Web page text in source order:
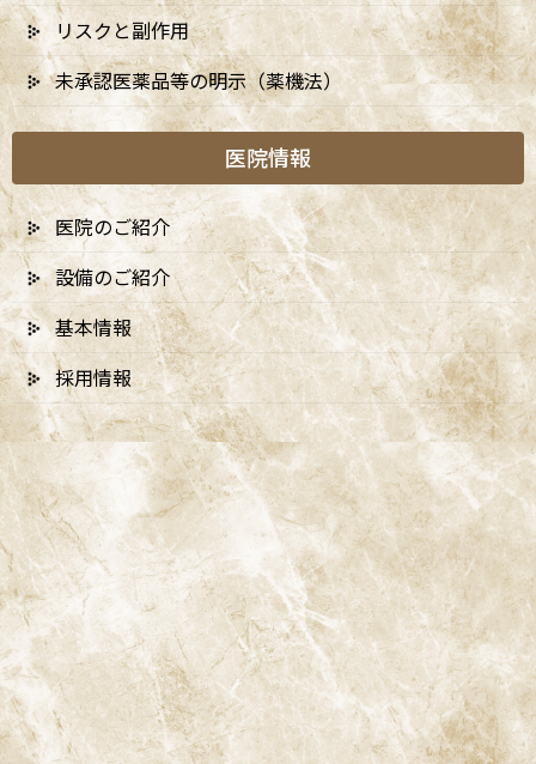
Access
阿佐ヶ谷ことぶき歯科・矯正歯科
阿佐ヶ谷の歯医者「阿佐ヶ谷ことぶき歯科・矯正歯科」は、JR中
央線(快速)「阿佐ケ谷駅」徒歩0分 / JR中央/総武線「阿佐ケ谷駅」
徒歩0分 / 東京メトロ丸ノ内線「南阿佐ケ谷駅」徒歩8分の、駅す
ぐでとても通いやすい場所にある歯医者です。杉並区や中野区、新
宿、東京都内、隣接県や遠方からも患者様に来院頂きやすい環境
といえます。
リスクと副作用
未承認医薬品等の明示（薬機法）
医院情報
医院のご紹介
設備のご紹介
基本情報
採用情報